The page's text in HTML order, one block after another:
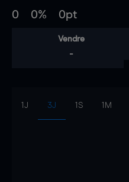
0 0% 0pt
Vendre
-
1J 3J 1S 1M